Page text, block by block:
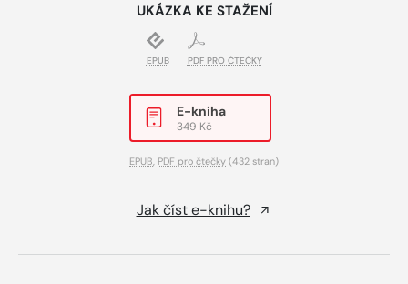
UKÁZKA KE STAŽENÍ
EPUB PDF PRO ČTEČKY
E-kniha
349 Kč
EPUB, PDF pro čtečky (432 stran)
Jak číst e-knihu?